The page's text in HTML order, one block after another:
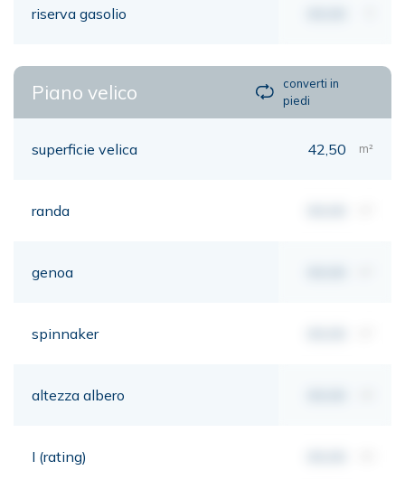
riserva gasolio
Piano velico
converti in
piedi
superficie velica 42,50 m²
randa
genoa
spinnaker
altezza albero
I (rating)